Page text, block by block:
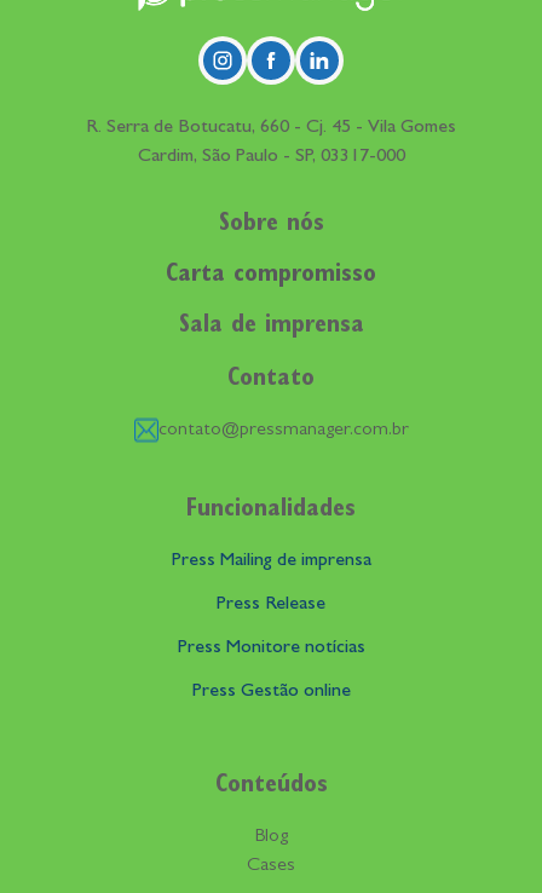
R. Serra de Botucatu, 660 - Cj. 45 - Vila Gomes
Cardim, São Paulo - SP, 03317-000
Sobre nós
Carta compromisso
Sala de imprensa
Contato
contato@pressmanager.com.br
Funcionalidades
Press Mailing de imprensa
Press Release
Press Monitore notícias
Press Gestão online
Conteúdos
Blog
Cases